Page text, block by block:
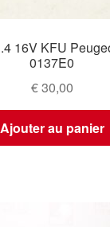
16V KFU
0137E0
€30,00
Ajouter au panier